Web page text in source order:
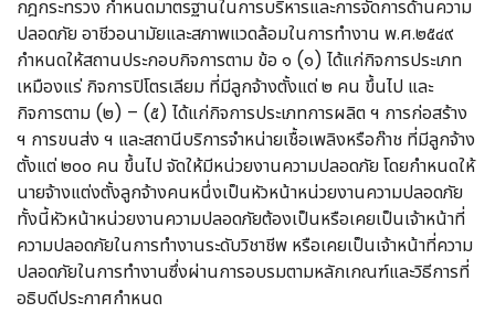
กฎกระทรวง กำหนดมาตรฐานในการบริหารและการจัดการด้านความ
ปลอดภัย อาชีวอนามัยและสภาพแวดล้อมในการทำงาน พ.ศ.๒๕๔๙
กำหนดให้สถานประกอบกิจการตาม ข้อ ๑ (๑) ได้แก่กิจการประเภท
เหมืองแร่ กิจการปิโตรเลียม ที่มีลูกจ้างตั้งแต่ ๒ คน ขึ้นไป และ
กิจการตาม (๒) – (๕) ได้แก่กิจการประเภทการผลิต ฯ การก่อสร้าง
ฯ การขนส่ง ฯ และสถานีบริการจำหน่ายเชื้อเพลิงหรือก๊าช ที่มีลูกจ้าง
ตั้งแต่ ๒๐๐ คน ขึ้นไป จัดให้มีหน่วยงานความปลอดภัย โดยกำหนดให้
นายจ้างแต่งตั้งลูกจ้างคนหนึ่งเป็นหัวหน้าหน่วยงานความปลอดภัย
ทั้งนี้หัวหน้าหน่วยงานความปลอดภัยต้องเป็นหรือเคยเป็นเจ้าหน้าที่
ความปลอดภัยในการทำงานระดับวิชาชีพ หรือเคยเป็นเจ้าหน้าที่ความ
ปลอดภัยในการทำงานซึ่งผ่านการอบรมตามหลักเกณฑ์และวิธีการที่
อธิบดีประกาศกำหนด